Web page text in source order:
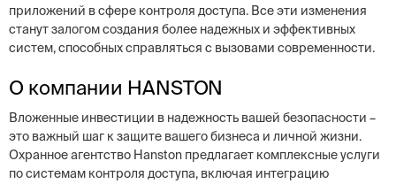
приложений в сфере контроля доступа. Все эти изменения
станут залогом создания более надежных и эффективных
систем, способных справляться с вызовами современности.
О компании HANSTON
Вложенные инвестиции в надежность вашей безопасности –
это важный шаг к защите вашего бизнеса и личной жизни.
Охранное агентство Hanston предлагает комплексные услуги
по системам контроля доступа, включая интеграцию